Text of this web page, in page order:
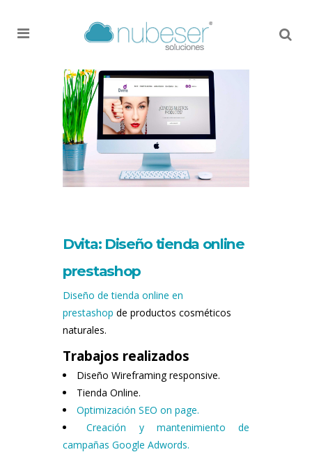
Dvita: Diseño tienda online
prestashop
Diseño de tienda online en
prestashop de productos cosméticos
naturales.
Trabajos realizados
Diseño Wireframing responsive.
Tienda Online.
Optimización SEO on page.
Creación y mantenimiento de
campañas Google Adwords.